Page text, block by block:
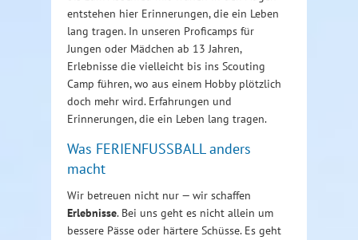
entstehen hier Erinnerungen, die ein Leben
lang tragen. In unseren Proficamps für
Jungen oder Mädchen ab 13 Jahren,
Erlebnisse die vielleicht bis ins Scouting
Camp führen, wo aus einem Hobby plötzlich
doch mehr wird. Erfahrungen und
Erinnerungen, die ein Leben lang tragen.
Was FERIENFUSSBALL anders
macht
Wir betreuen nicht nur — wir schaffen
Erlebnisse. Bei uns geht es nicht allein um
bessere Pässe oder härtere Schüsse. Es geht